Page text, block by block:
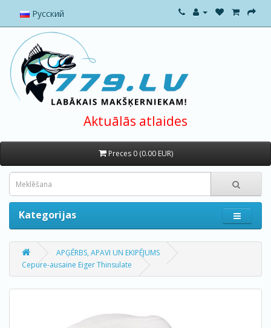
Русский
Aktuālās atlaides
Preces 0 (0.00 EUR)
Kategorijas
APĢĒRBS, APAVI UN EKIPĒJUMS
Cepure-ausaine Eiger Thinsulate